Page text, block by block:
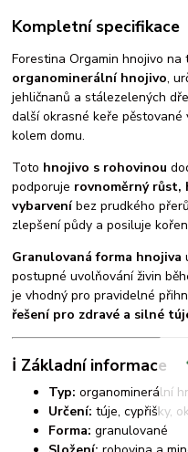
Kompletní specifikace
Forestina Orgamin hnojivo na
organominerální hnojivo,
jehličnanů a stálezelených
další okrasné keře
kolem domu.
Toto hnojivo s rohovinou
podporuje rovnoměrný růst,
vybarveníbez prudkého
zlepšení půdy a posiluje
Granulovaná forma hnojiva
postupné uvolňování živin
je vhodný pro pravidelné
řešení pro zdravé a silné
ℹ️ Základní informace
Typ: organominerální
Určení: túje, cypřišky,
Forma: granulované